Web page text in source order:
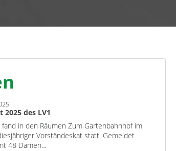
des LV1
in den Räumen Zum Gartenbahnhof im
Vorständeskat statt. Gemeldet
48 Damen…